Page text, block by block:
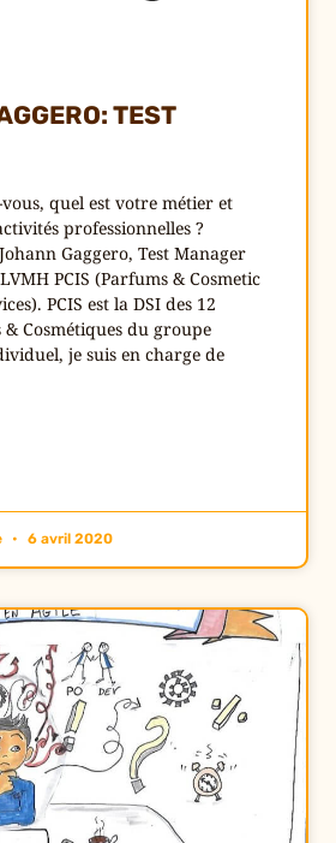
TEST
quel est votre métier et
professionnelles ?
Gaggero, Test Manager
PCIS (Parfums & Cosmetic
PCIS est la DSI des 12
Cosmétiques du groupe
je suis en charge de
6 avril 2020